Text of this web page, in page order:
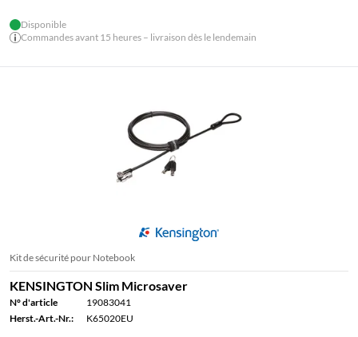
Disponible
Commandes avant 15 heures – livraison dès le lendemain
Kit de sécurité pour Notebook
KENSINGTON Slim Microsaver
N° d'article
19083041
Herst.-Art.-Nr.:
K65020EU